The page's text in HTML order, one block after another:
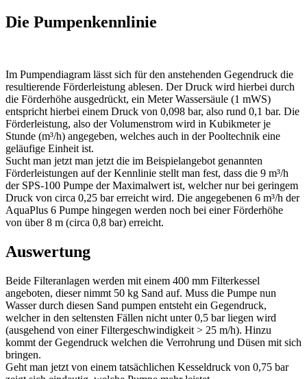
Die Pumpenkennlinie
Im Pumpendiagram lässt sich für den anstehenden Gegendruck die
resultierende Förderleistung ablesen. Der Druck wird hierbei durch
die Förderhöhe ausgedrückt, ein Meter Wassersäule (1 mWS)
entspricht hierbei einem Druck von 0,098 bar, also rund 0,1 bar. Die
Förderleistung, also der Volumenstrom wird in Kubikmeter je
Stunde (m³/h) angegeben, welches auch in der Pooltechnik eine
geläufige Einheit ist.
Sucht man jetzt man jetzt die im Beispielangebot genannten
Förderleistungen auf der Kennlinie stellt man fest, dass die 9 m³/h
der SPS-100 Pumpe der Maximalwert ist, welcher nur bei geringem
Druck von circa 0,25 bar erreicht wird. Die angegebenen 6 m³/h der
AquaPlus 6 Pumpe hingegen werden noch bei einer Förderhöhe
von über 8 m (circa 0,8 bar) erreicht.
Auswertung
Beide Filteranlagen werden mit einem 400 mm Filterkessel
angeboten, dieser nimmt 50 kg Sand auf. Muss die Pumpe nun
Wasser durch diesen Sand pumpen entsteht ein Gegendruck,
welcher in den seltensten Fällen nicht unter 0,5 bar liegen wird
(ausgehend von einer Filtergeschwindigkeit > 25 m/h). Hinzu
kommt der Gegendruck welchen die Verrohrung und Düsen mit sich
bringen.
Geht man jetzt von einem tatsächlichen Kesseldruck von 0,75 bar